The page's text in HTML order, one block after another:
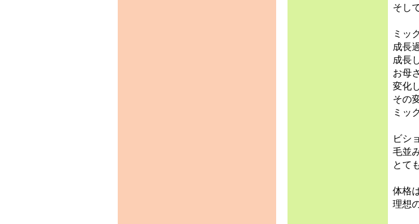
そし
ミッ
成長
成長
お母
変化
その
ミッ
ビシ
毛並
とて
体格
理想